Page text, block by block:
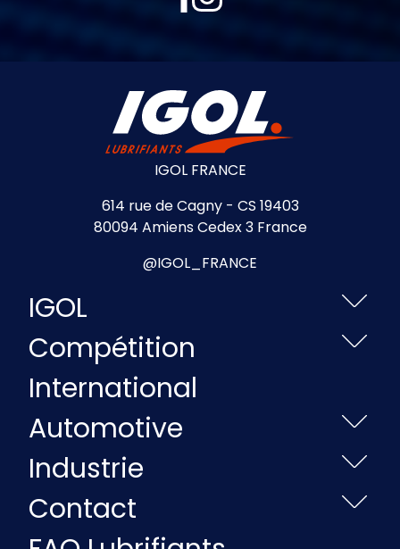
IGOL FRANCE
614 rue de Cagny - CS 19403
80094 Amiens Cedex 3 France
@IGOL_FRANCE
IGOL
Compétition
International
Automotive
Industrie
Contact